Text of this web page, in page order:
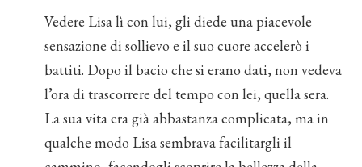
Vedere Lisa lì con lui, gli diede una piacevole
sensazione di sollievo e il suo cuore accelerò i
battiti. Dopo il bacio che si erano dati, non vedeva
l’ora di trascorrere del tempo con lei, quella sera.
La sua vita era già abbastanza complicata, ma in
qualche modo Lisa sembrava facilitargli il